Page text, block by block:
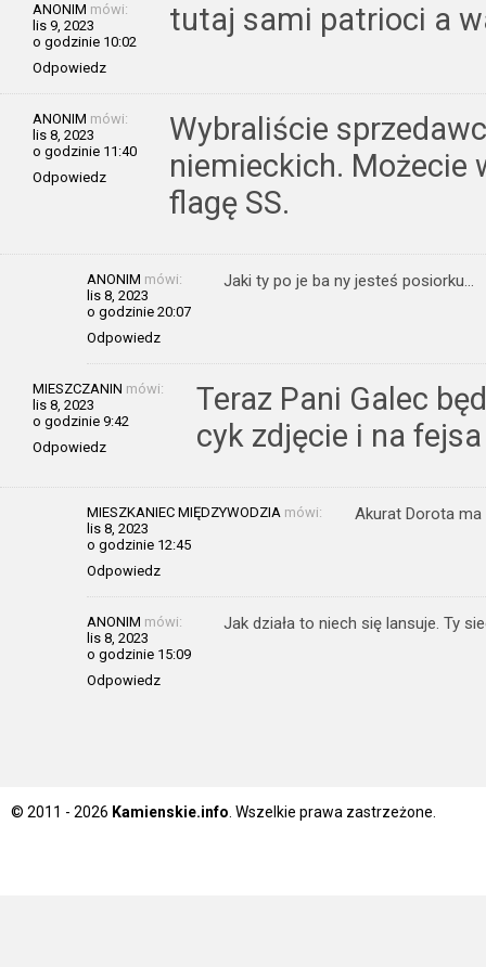
ANONIM mówi:
lis 9, 2023
o godzinie 10:02
Odpowiedz
tutaj sami patrioci a
ANONIM mówi:
lis 8, 2023
o godzinie 11:40
Odpowiedz
Wybraliście
niemieckich. Możecie
flagę SS.
ANONIM mówi:
lis 8, 2023
o godzinie 20:07
Odpowiedz
Jaki ty po je ba ny jesteś posiorku…
MIESZCZANIN mówi:
lis 8, 2023
o godzinie 9:42
Odpowiedz
Teraz Pani Galec
cyk zdjęcie i na fejsa
MIESZKANIEC MIĘDZYWODZIA mówi:
lis 8, 2023
o godzinie 12:45
Odpowiedz
Akurat Dorota
ANONIM mówi:
lis 8, 2023
o godzinie 15:09
Odpowiedz
Jak działa to niech się lansuje. Ty
© 2011 - 2026 Kamienskie.info. Wszelkie prawa zastrzeżone.